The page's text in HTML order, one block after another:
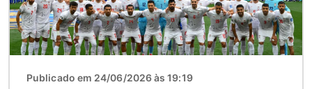
Publicado em 24/06/2026 às 19:19